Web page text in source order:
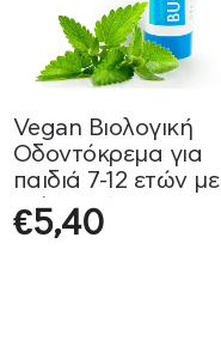
Vegan Βιολογική
Οδοντόκρεμα για
παιδιά 7-12 ετών με
Γεύση Μέντα
Buccotherm 50ml
€5,40